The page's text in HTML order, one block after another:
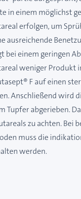
in einem möglichst
erfolgen, um
ausreichende
bei einem geringen
weniger Produkt
F auf einen
Anschließend wird
Tupfer abgerieben.
zu achten. Bei
muss die
werden.